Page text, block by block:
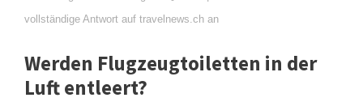
vollständige Antwort auf travelnews.ch an
Werden Flugzeugtoiletten in der
Luft entleert?